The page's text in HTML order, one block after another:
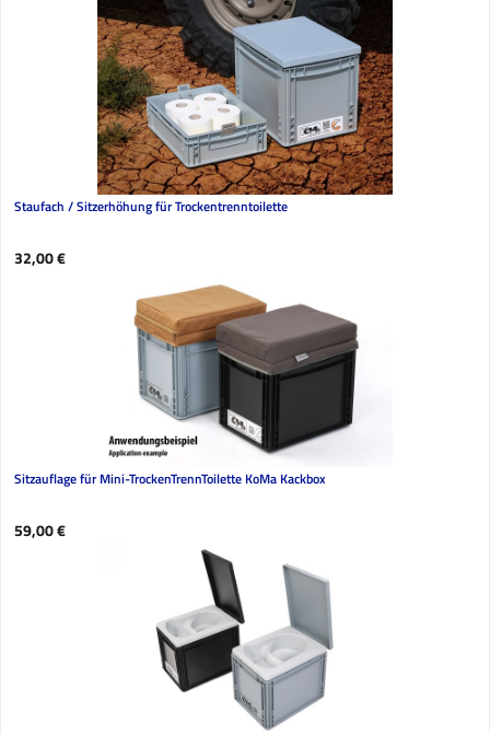
Staufach / Sitzerhöhung für Trockentrenntoilette
Regulärer Preis:
32,00 €
Sitzauflage für Mini-TrockenTrennToilette KoMa Kackbox
Regulärer Preis:
59,00 €